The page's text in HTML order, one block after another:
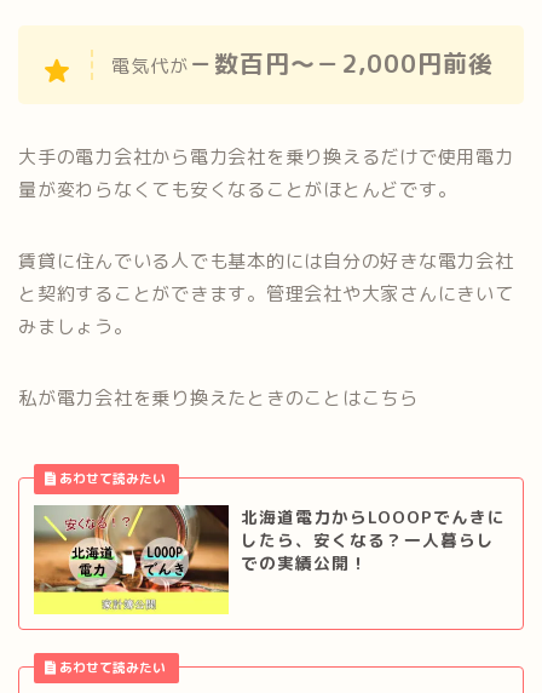
電気代が－数百円～－2,000円前後
大手の電力会社から電力会社を乗り換えるだけで使用電力
量が変わらなくても安くなることがほとんどです。
賃貸に住んでいる人でも基本的には自分の好きな電力会社
と契約することができます。管理会社や大家さんにきいて
みましょう。
私が電力会社を乗り換えたときのことはこちら
北海道電力からLOOOPでんきに
したら、安くなる？一人暮らし
での実績公開！